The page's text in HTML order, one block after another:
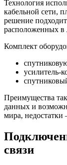
Технология
кабельной сети,
решение
расположенных в
Комплект
усилитель-
Преимущества
данных и
мира, недостатки
связи